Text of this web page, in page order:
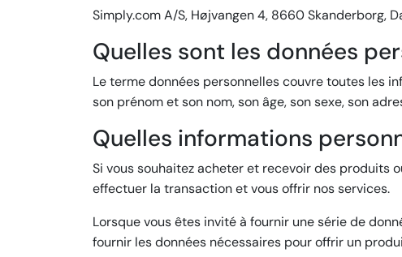
Simply.com A/S, Højvangen 4, 8660 Skanderborg,
Quelles sont les données
Le terme données personnelles couvre toutes les
son prénom et son nom, son âge, son sexe, son
Quelles informations
Si vous souhaitez acheter et recevoir des produits
effectuer la transaction et vous offrir nos services.
Lorsque vous êtes invité à fournir une série de
fournir les données nécessaires pour offrir un